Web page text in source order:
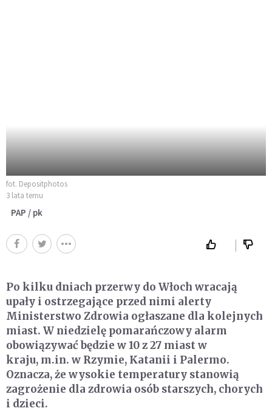
fot. Depositphotos
3 lata temu
PAP / pk
Po kilku dniach przerwy do Włoch wracają
upały i ostrzegające przed nimi alerty
Ministerstwo Zdrowia ogłaszane dla kolejnych
miast. W niedzielę pomarańczowy alarm
obowiązywać będzie w 10 z 27 miast w
kraju, m.in. w Rzymie, Katanii i Palermo.
Oznacza, że wysokie temperatury stanowią
zagrożenie dla zdrowia osób starszych, chorych
i dzieci.